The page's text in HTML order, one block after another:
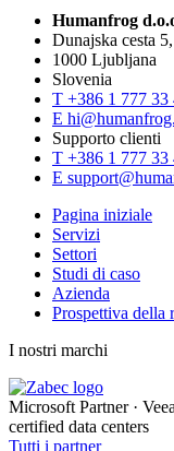
Humanfrog
Dunajska cesta 5,
1000 Ljubljana
Slovenia
T +386 1 777 33
E
Supporto clienti
T +386 1 777 33
E
Pagina iniziale
Servizi
Settori
Studi di caso
Azienda
Prospettiva della
I nostri marchi
Microsoft Partner ·
certified data centers
Tutti i partner